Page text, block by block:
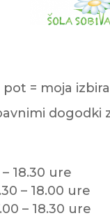
= moja
– 18.30 ure
– 18.00 ure
– 18.30 ure